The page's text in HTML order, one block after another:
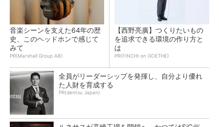
音楽シーンを支えた64年の歴
史、このヘッドホンで感じて
みて
PR(Marshall Group AB)
【西野亮廣】つくりたいもの
を追求できる環境の作り方と
は
PR(FINCHI on GOETHE)
全員がリーダーシップを発揮し、自分より優れ
た人財を育成する
PR(dentsu Japan)